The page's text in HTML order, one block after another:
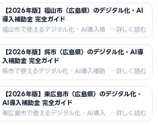
業DX推進補助金・市独自補助金の申請
方法・採択事例・支援機関情報を
2026年最新版でお届けします。農業
（コシヒカリ・大豆）・食品加工・月
岡温泉観光・医療福祉向けAI・DX補助
金情報。
【2026年版】福山市（広島県）のデジタル化・AI
導入補助金 完全ガイド
福山市で使えるデジタル化・AI導入補
助金を徹底解説。IT導入補助金・もの
づくり補助金・市独自補助金の申請方
法・採択事例・支援機関情報を2026
年最新版でお届けします。JFEスチー
ル・造船・備後デニム産業向けAI・DX
補助金情報。
【2026年版】呉市（広島県）のデジタル化・AI導
入補助金 完全ガイド
呉市で使えるデジタル化・AI導入補助
金を徹底解説。IT導入補助金・ものづ
くり補助金・市独自補助金の申請方
法・採択事例・支援機関情報を2026
年最新版でお届けします。IHI造船・海
上自衛隊関連・洋上風力向けAI・DX補
助金情報。
【2026年版】東広島市（広島県）のデジタル化・
AI導入補助金 完全ガイド
東広島市で使えるデジタル化・AI導入
補助金を徹底解説。IT導入補助金・も